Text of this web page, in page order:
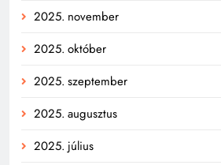
2025. november
2025. október
2025. szeptember
2025. augusztus
2025. július